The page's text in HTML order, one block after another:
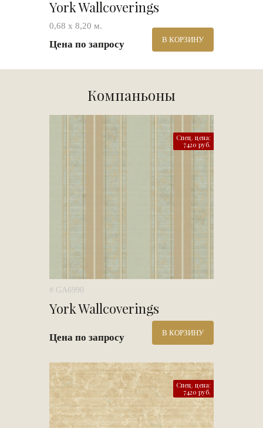
York Wallcoverings
0,68 х 8,20 м.
Цена по запросу В КОРЗИНУ
Компаньоны
Спец. цена:
7420 руб.
# GA6990
York Wallcoverings
Цена по запросу В КОРЗИНУ
Спец. цена:
7420 руб.